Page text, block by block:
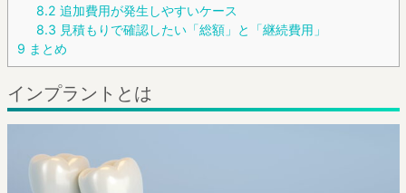
8.2 追加費用が発生しやすいケース
8.3 見積もりで確認したい「総額」と「継続費用」
9 まとめ
インプラントとは